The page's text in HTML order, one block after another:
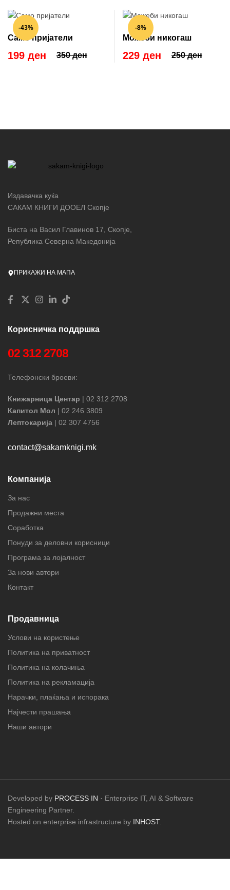
-43%
Само пријатели
350 ден
199 ден
-8%
Можеби никогаш
250 ден
229 ден
Издавачка куќа
САКАМ КНИГИ ДООЕЛ Скопје
Биста на Васил Главинов 17, Скопје,
Република Северна Македонија
ПРИКАЖИ НА МАПА
Корисничка поддршка
02 312 2708
Телефонски броеви:
Книжарница Центар | 02 312 2708
Капитол Мол | 02 246 3809
Лептокарија | 02 307 4756
contact@sakamknigi.mk
Компанија
За нас
Продажни места
Соработка
Понуди за деловни корисници
Програма за лојалност
За нови автори
Контакт
Продавница
Услови на користење
Политика на приватност
Политика на колачиња
Политика на рекламација
Нарачки, плаќања и испорака
Најчести прашања
Наши автори
Developed by PROCESS IN · Enterprise IT, AI & Software
Engineering Partner.
Hosted on enterprise infrastructure by INHOST.